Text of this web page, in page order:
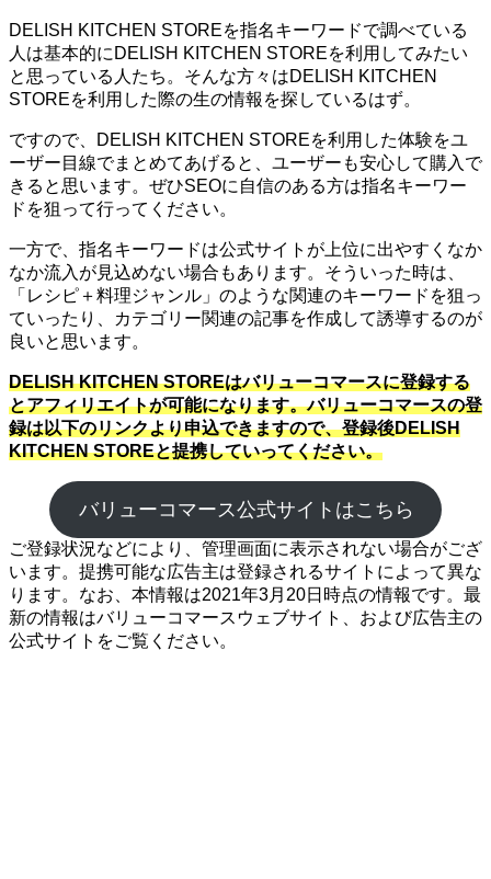
DELISH KITCHEN STOREを指名キーワードで調べている
人は基本的にDELISH KITCHEN STOREを利用してみたい
と思っている人たち。そんな方々はDELISH KITCHEN
STOREを利用した際の生の情報を探しているはず。
ですので、DELISH KITCHEN STOREを利用した体験をユ
ーザー目線でまとめてあげると、ユーザーも安心して購入で
きると思います。ぜひSEOに自信のある方は指名キーワー
ドを狙って行ってください。
一方で、指名キーワードは公式サイトが上位に出やすくなか
なか流入が見込めない場合もあります。そういった時は、
「レシピ＋料理ジャンル」のような関連のキーワードを狙っ
ていったり、カテゴリー関連の記事を作成して誘導するのが
良いと思います。
DELISH KITCHEN STOREはバリューコマースに登録する
とアフィリエイトが可能になります。バリューコマースの登
録は以下のリンクより申込できますので、登録後DELISH
KITCHEN STOREと提携していってください。
バリューコマース公式サイトはこちら
ご登録状況などにより、管理画面に表示されない場合がござ
います。提携可能な広告主は登録されるサイトによって異な
ります。なお、本情報は2021年3月20日時点の情報です。最
新の情報はバリューコマースウェブサイト、および広告主の
公式サイトをご覧ください。